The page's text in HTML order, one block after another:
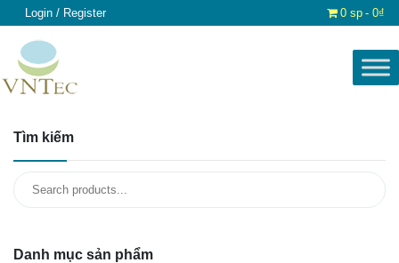
Login / Register 0 sp 0₫
Tìm kiếm
Search
for:
Danh mục sản phẩm